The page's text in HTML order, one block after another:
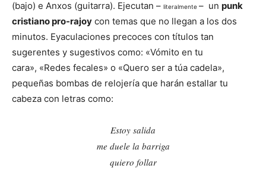
(bajo) e Anxos (guitarra). Ejecutan – literalmente – un punk
cristiano pro-rajoy con temas que no llegan a los dos
minutos. Eyaculaciones precoces con títulos tan
sugerentes y sugestivos como: «Vómito en tu
cara», «Redes fecales» o «Quero ser a túa cadela»,
pequeñas bombas de relojería que harán estallar tu
cabeza con letras como:
Estoy salida
me duele la barriga
quiero follar